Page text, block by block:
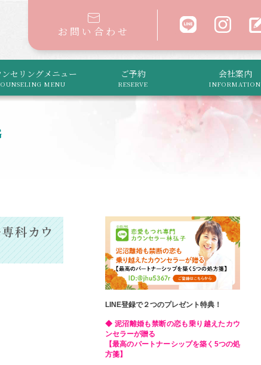
お問い合わせ
セリングメニュー
MENU
ご予約
RESERVE
会社案内
INFORMATION
科カウ
LINE登録で２つのプレゼント特典！
◆ 泥沼離婚も禁断の恋も乗り越えたカウ
ンセラーが贈る
【最高のパートナーシップを築く5つの処
方箋】